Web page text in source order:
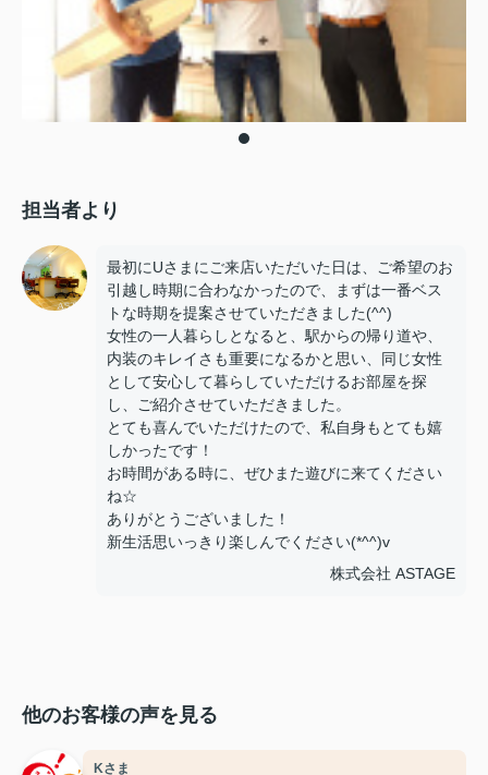
担当者より
最初にUさまにご来店いただいた日は、ご希望のお
引越し時期に合わなかったので、まずは一番ベス
トな時期を提案させていただきました(^^)
女性の一人暮らしとなると、駅からの帰り道や、
内装のキレイさも重要になるかと思い、同じ女性
として安心して暮らしていただけるお部屋を探
し、ご紹介させていただきました。
とても喜んでいただけたので、私自身もとても嬉
しかったです！
お時間がある時に、ぜひまた遊びに来てください
ね☆
ありがとうございました！
新生活思いっきり楽しんでください(*^^)v
株式会社 ASTAGE
他のお客様の声を見る
Kさま